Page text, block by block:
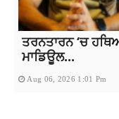
ਤਰਨਤਾਰਨ ‘ਚ
ਮਾਡਿਊਲ...
Aug 06, 2026 1:01 Pm